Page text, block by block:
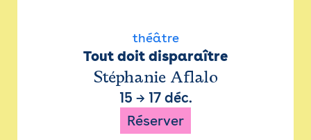
théâtre
Tout doit disparaître
Stéphanie Aflalo
15 → 17 déc.
Réserver